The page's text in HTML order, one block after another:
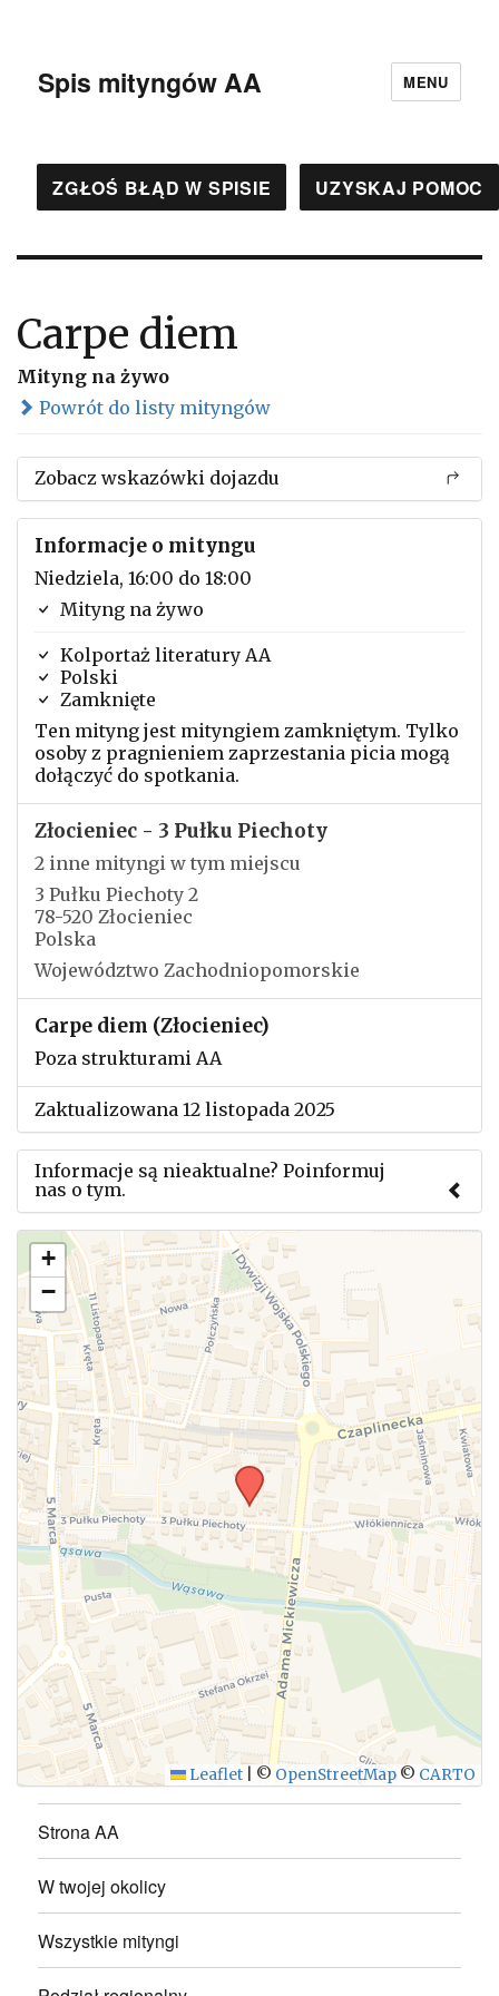
Spis mityngów AA MENU
ZGŁOŚ BŁĄD W SPISIE UZYSKAJ POMOC
Carpe diem
Mityng na żywo
Powrót do listy mityngów
Zobacz wskazówki dojazdu
Informacje o mityngu
Niedziela, 16:00 do 18:00
Mityng na żywo
Kolportaż literatury AA
Polski
Zamknięte
Ten mityng jest mityngiem zamkniętym. Tylko
osoby z pragnieniem zaprzestania picia mogą
dołączyć do spotkania.
Złocieniec - 3 Pułku Piechoty
2 inne mityngi w tym miejscu
3 Pułku Piechoty 2
78-520 Złocieniec
Polska
Województwo Zachodniopomorskie
Carpe diem (Złocieniec)
Poza strukturami AA
Zaktualizowana 12 listopada 2025
Informacje są nieaktualne? Poinformuj
nas o tym.
Użyj tego formularza aby przesłać informację o
zmianach w powyższym mityngu.
WYŚLIJ
+
−
Leaflet © OpenStreetMap © CARTO
Strona AA
W twojej okolicy
Wszystkie mityngi